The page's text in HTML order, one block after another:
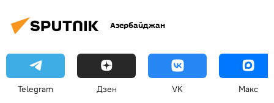
Азербайджан
Telegram Дзен VK Макс